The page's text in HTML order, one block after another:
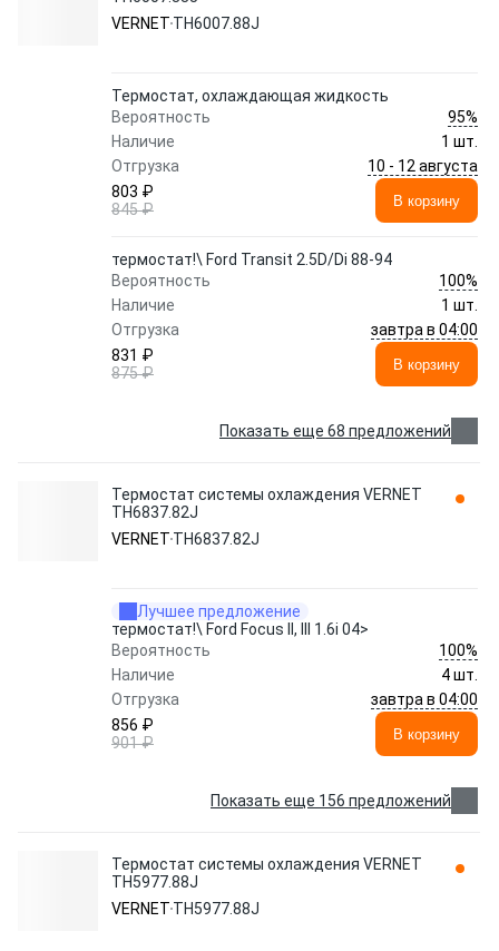
VERNET TH6007.88J
Термостат, охлаждающая жидкость
Вероятность
95%
Наличие
1 шт.
Отгрузка
10 - 12 августа
803 ₽
845 ₽
В корзину
термостат!\ Ford Transit 2.5D/Di 88-94
Вероятность
100%
Наличие
1 шт.
Отгрузка
завтра в 04:00
831 ₽
875 ₽
В корзину
Показать еще 68 предложений
Термостат системы охлаждения VERNET
TH6837.82J
VERNET TH6837.82J
Лучшее предложение
термостат!\ Ford Focus II, III 1.6i 04>
Вероятность
100%
Наличие
4 шт.
Отгрузка
завтра в 04:00
856 ₽
901 ₽
В корзину
Показать еще 156 предложений
Термостат системы охлаждения VERNET
TH5977.88J
VERNET TH5977.88J